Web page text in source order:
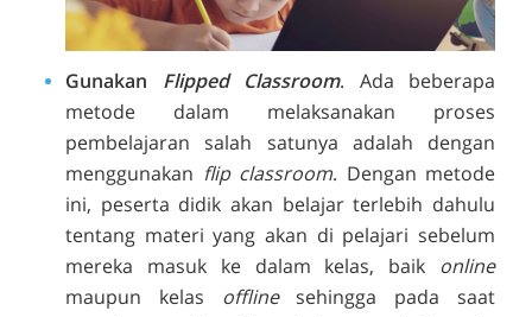
Gunakan Flipped Classroom. Ada beberapa
metode dalam melaksanakan proses
pembelajaran salah satunya adalah dengan
menggunakan flip classroom. Dengan metode
ini, peserta didik akan belajar terlebih dahulu
tentang materi yang akan di pelajari sebelum
mereka masuk ke dalam kelas, baik online
maupun kelas offlinesehingga pada saat